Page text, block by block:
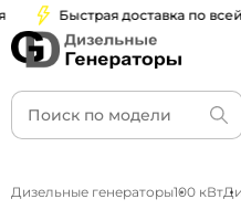
Быстрая доставка по всей
Дизельные генераторы100 кВт